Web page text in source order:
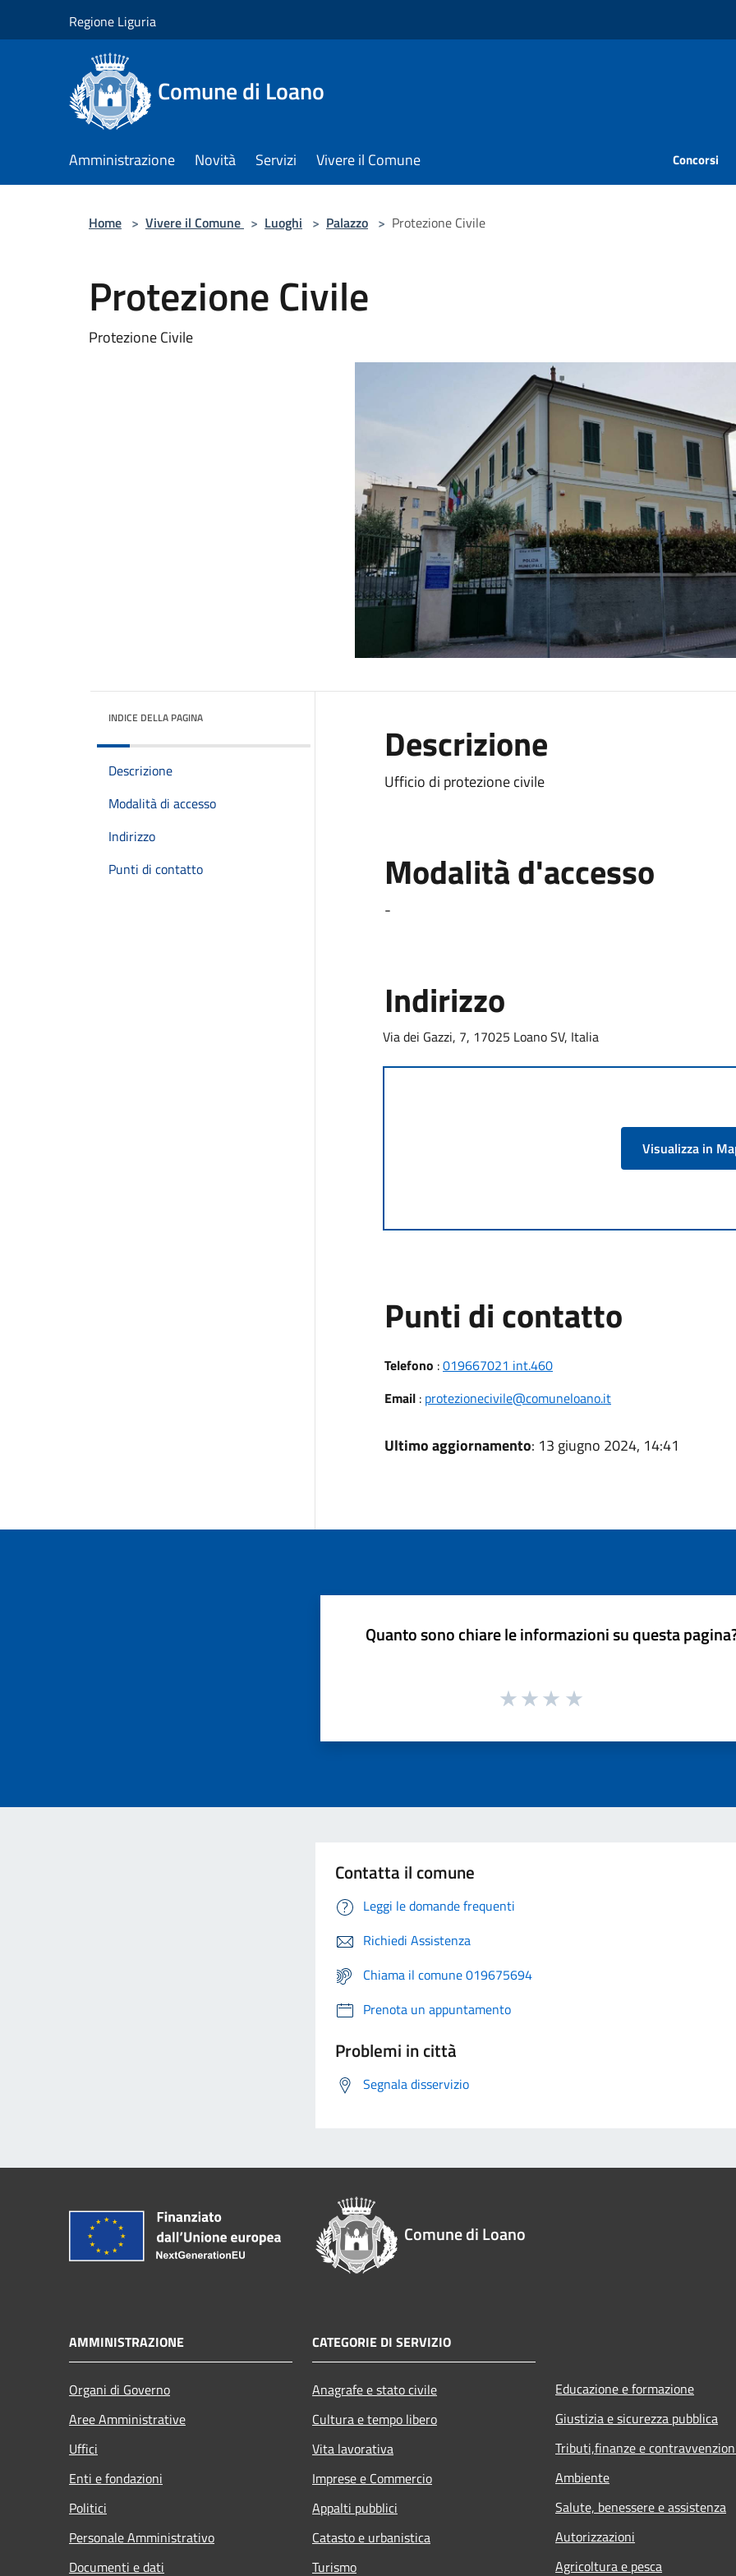
Regione Liguria
Comune di Loano
Amministrazione Novità Servizi Vivere il Comune Concorsi
Home > Vivere il Comune > Luoghi > Palazzo > Protezione Civile
Protezione Civile
Protezione Civile
INDICE DELLA PAGINA
Descrizione
Modalità di accesso
Indirizzo
Punti di contatto
Descrizione
Ufficio di protezione civile
Modalità d'accesso
-
Indirizzo
Via dei Gazzi, 7, 17025 Loano SV, Italia
Visualizza in
Punti di contatto
Telefono :019667021 int.460
Email: protezionecivile@comuneloano.it
Ultimo aggiornamento: 13 giugno 2024, 14:41
Quanto sono chiare le informazioni su questa
Contatta il comune
Leggi le domande frequenti
Richiedi Assistenza
Chiama il comune 019675694
Prenota un appuntamento
Problemi in città
Segnala disservizio
Comune di Loano
AMMINISTRAZIONE
Organi di Governo
Aree Amministrative
Uffici
Enti e fondazioni
Politici
Personale Amministrativo
Documenti e dati
CATEGORIE DI SERVIZIO
Anagrafe e stato civile
Cultura e tempo libero
Vita lavorativa
Imprese e Commercio
Appalti pubblici
Catasto e urbanistica
Turismo
Educazione e formazione
Giustizia e sicurezza pubblica
Tributi,finanze e
Ambiente
Salute, benessere e assistenza
Autorizzazioni
Agricoltura e pesca